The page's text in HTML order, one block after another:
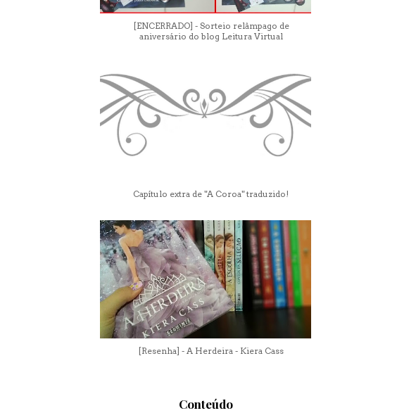
[ENCERRADO] - Sorteio relâmpago de
aniversário do blog Leitura Virtual
Capítulo extra de "A Coroa" traduzido!
[Resenha] - A Herdeira - Kiera Cass
Conteúdo